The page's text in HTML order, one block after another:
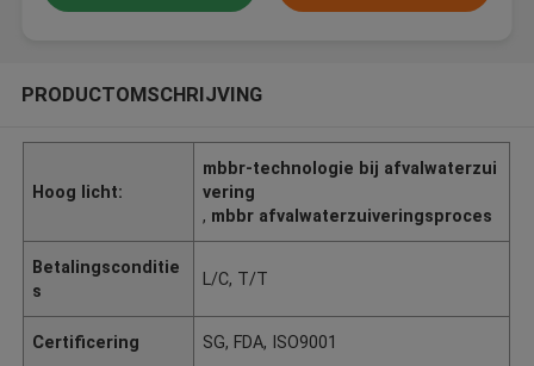
PRODUCTOMSCHRIJVING
Hoog licht:
mbbr-technologie bij afvalwaterzui
vering
, mbbr afvalwaterzuiveringsproces
Betalingsconditie
s
L/C, T/T
Certificering SG, FDA, ISO9001